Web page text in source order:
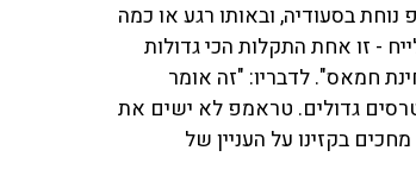
בסעודיה, ובאותו רגע או כמה
- זו אחת התקלות הכי גדולות
חמאס". לדבריו: "זה אומר
גדולים. טראמפ לא ישים את
בקזינו על העניין של